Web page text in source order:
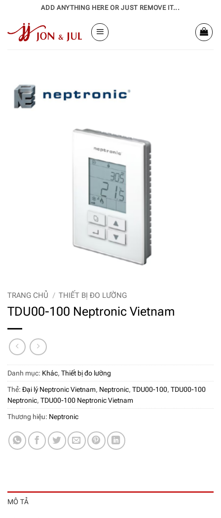
nội
ADD ANYTHING HERE OR JUST REMOVE IT...
TRANG CHỦ / THIẾT BỊ ĐO LƯỜNG
TDU00-100 Neptronic Vietnam
Danh mục: Khác, Thiết bị đo lường
Thẻ: Đại lý Neptronic Vietnam, Neptronic, TDU00-100, TDU00-100
Neptronic, TDU00-100 Neptronic Vietnam
Thương hiệu: Neptronic
MÔ TẢ